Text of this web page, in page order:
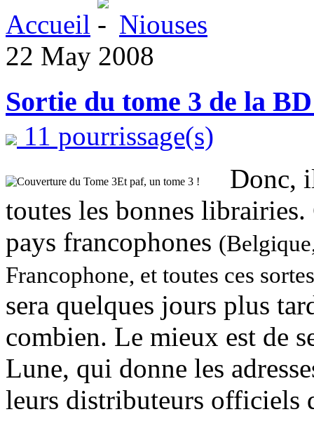
Accueil
Niouses
22 May 2008
Sortie du tome 3 de la
11 pourrissage(s)
Et paf, un tome 3 !
Donc,
toutes les bonnes
pays francophones
Francophone, et toutes ces
sera quelques jours plus
combien. Le mieux est de
Lune, qui donne les
leurs distributeurs officiels